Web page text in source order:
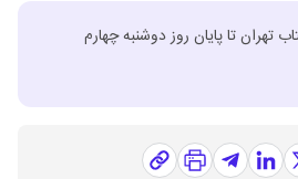
تهران تا پایان روز دوشنبه چهارم